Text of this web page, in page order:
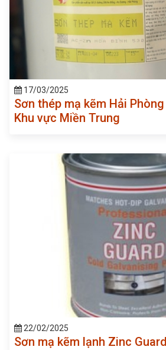
17/03/2025
Sơn thép mạ kẽm Hải
Khu vực Miền Trung
22/02/2025
Sơn mạ kẽm lạnh Zinc Guard